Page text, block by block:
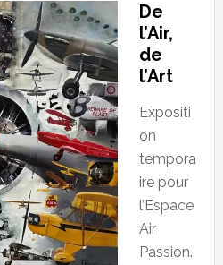
De
l’Air,
de
l’Art
Expositi
on
tempora
ire pour
l’Espace
Air
Passion.